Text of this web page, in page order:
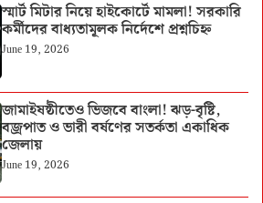
স্মার্ট মিটার নিয়ে হাইকোর্টে মামলা! সরকারি
কর্মীদের বাধ্যতামূলক নির্দেশে প্রশ্নচিহ্ন
June 19, 2026
জামাইষষ্ঠীতেও ভিজবে বাংলা! ঝড়-বৃষ্টি,
বজ্রপাত ও ভারী বর্ষণের সতর্কতা একাধিক
জেলায়
June 19, 2026